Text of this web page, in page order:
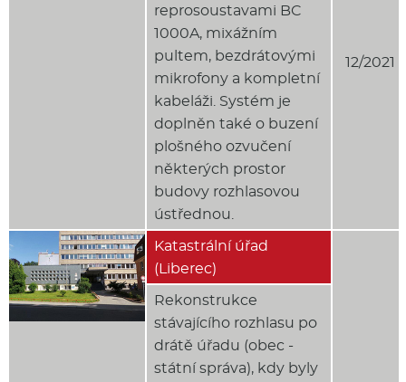
12/2021
reprosoustavami BC
1000A, mixážním
pultem, bezdrátovými
mikrofony a kompletní
kabeláži. Systém je
doplněn také o buzení
plošného ozvučení
některých prostor
budovy rozhlasovou
ústřednou.
Katastrální úřad
(Liberec)
Rekonstrukce
stávajícího rozhlasu po
drátě úřadu (obec -
státní správa), kdy byly